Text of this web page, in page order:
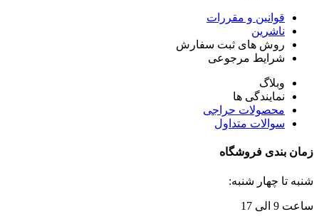
قوانین و مقررات
ناشرین
روش های ثبت سفارش
شرایط مرجوعی
وبلاگ
نمایندگی ها
محصولات حراجی
سوالات متداول
زمان بندی فروشگاه
شنبه تا چهار شنبه:
ساعت 9 الی 17